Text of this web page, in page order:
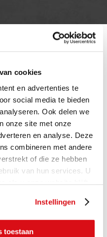
cookies
en advertenties te
social media te bieden
Ook delen we
onze site met onze
en analyse. Deze
combineren met andere
of die ze hebben
van hun services. U
als u onze website blijft
Instellingen
toestaan